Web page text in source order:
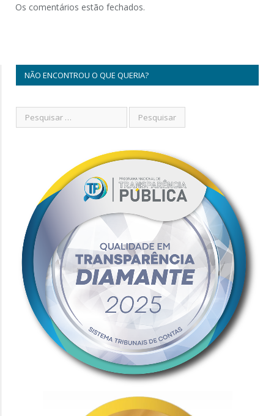
Os comentários estão fechados.
NÃO ENCONTROU O QUE QUERIA?